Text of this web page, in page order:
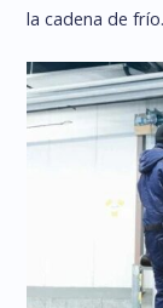
la cadena de frío.